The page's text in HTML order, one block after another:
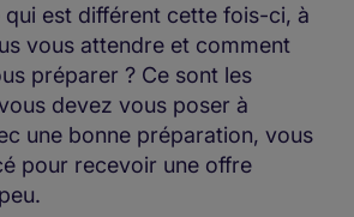
est différent cette fois-ci, à
vous attendre et comment
préparer ? Ce sont les
devez vous poser à
une bonne préparation, vous
pour recevoir une offre